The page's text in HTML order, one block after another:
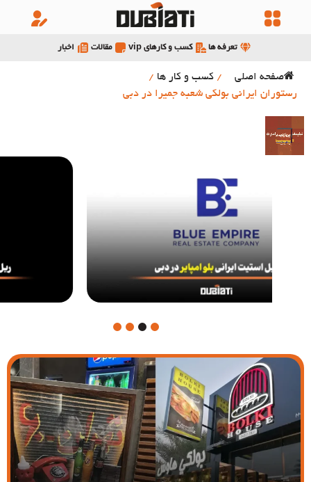
تعرفه ها کسب و کارهای vip مقالات اخبار
صفحه اصلی / کسب و کار ها /
رستوران ایرانی بولکی شعبه جمیرا در دبی
1